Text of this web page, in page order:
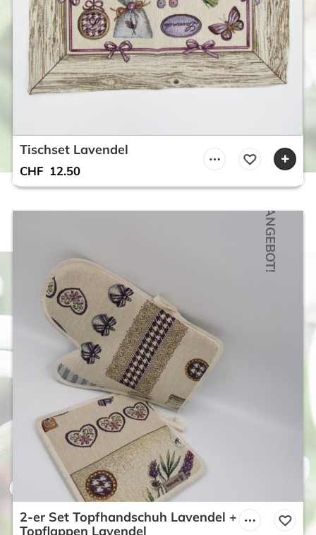
Tischset Lavendel
CHF 12.50
ANGEBOT!
2-er Set Topfhandschuh Lavendel +
Topflappen Lavendel